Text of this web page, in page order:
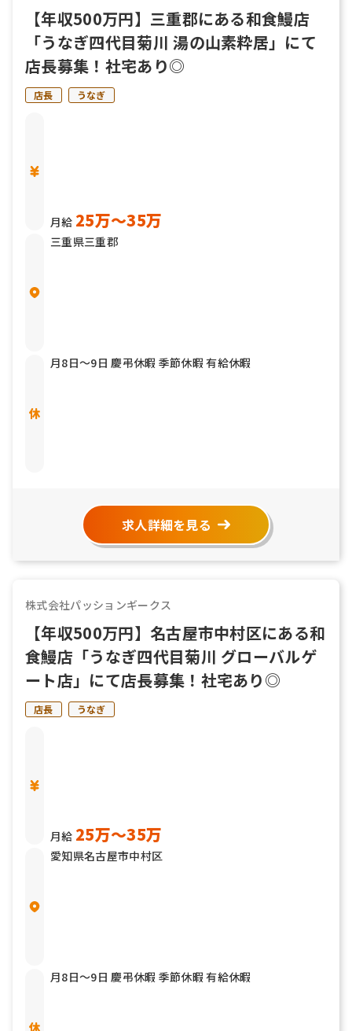
【年収500万円】三重郡にある和食鰻店
「うなぎ四代目菊川 湯の山素粋居」にて
店長募集！社宅あり◎
店長 うなぎ
月給 25万〜35万
三重県三重郡
月8日〜9日 慶弔休暇 季節休暇 有給休暇
求人詳細を見る
株式会社パッションギークス
【年収500万円】名古屋市中村区にある和
食鰻店「うなぎ四代目菊川 グローバルゲ
ート店」にて店長募集！社宅あり◎
店長 うなぎ
月給 25万〜35万
愛知県名古屋市中村区
月8日〜9日 慶弔休暇 季節休暇 有給休暇